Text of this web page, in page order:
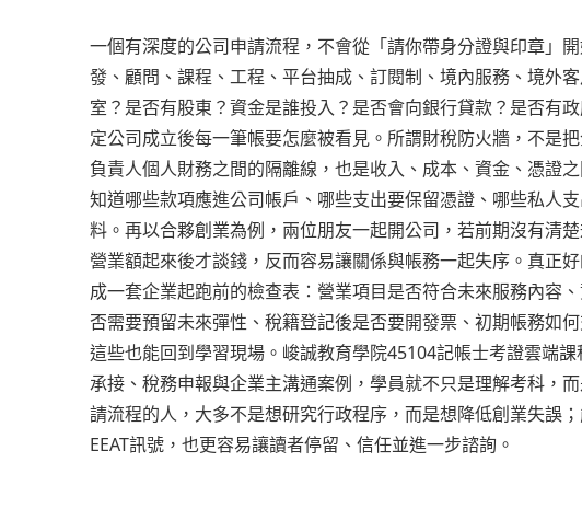
一個有深度的公司申請流程，不會從「請你帶身分證與印章」
發、顧問、課程、工程、平台抽成、訂閱制、境內服務、境外
室？是否有股東？資金是誰投入？是否會向銀行貸款？是否有
定公司成立後每一筆帳要怎麼被看見。所謂財稅防火牆，不是
負責人個人財務之間的隔離線，也是收入、成本、資金、憑證
知道哪些款項應進公司帳戶、哪些支出要保留憑證、哪些私人
料。再以合夥創業為例，兩位朋友一起開公司，若前期沒有清
營業額起來後才談錢，反而容易讓關係與帳務一起失序。真正
成一套企業起跑前的檢查表：營業項目是否符合未來服務內容
否需要預留未來彈性、稅籍登記後是否要開發票、初期帳務如
這些也能回到學習現場。峻誠教育學院45104記帳士考證雲端課
承接、稅務申報與企業主溝通案例，學員就不只是理解考科，
請流程的人，大多不是想研究行政程序，而是想降低創業失誤
EEAT訊號，也更容易讓讀者停留、信任並進一步諮詢。